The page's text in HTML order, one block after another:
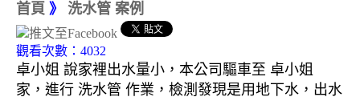
首頁 》 洗水管 案例
觀看次數：4032
卓小姐 說家裡出水量小，本公司驅車至 卓小姐
家，進行 洗水管 作業，檢測發現是用地下水，出水